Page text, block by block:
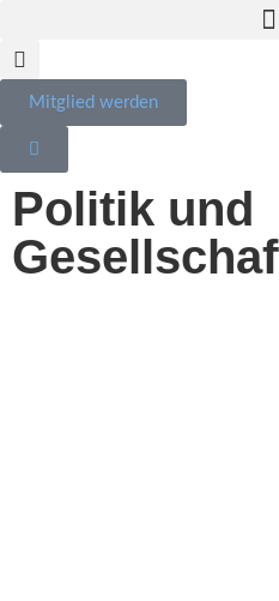
Mitglied werden
Politik und